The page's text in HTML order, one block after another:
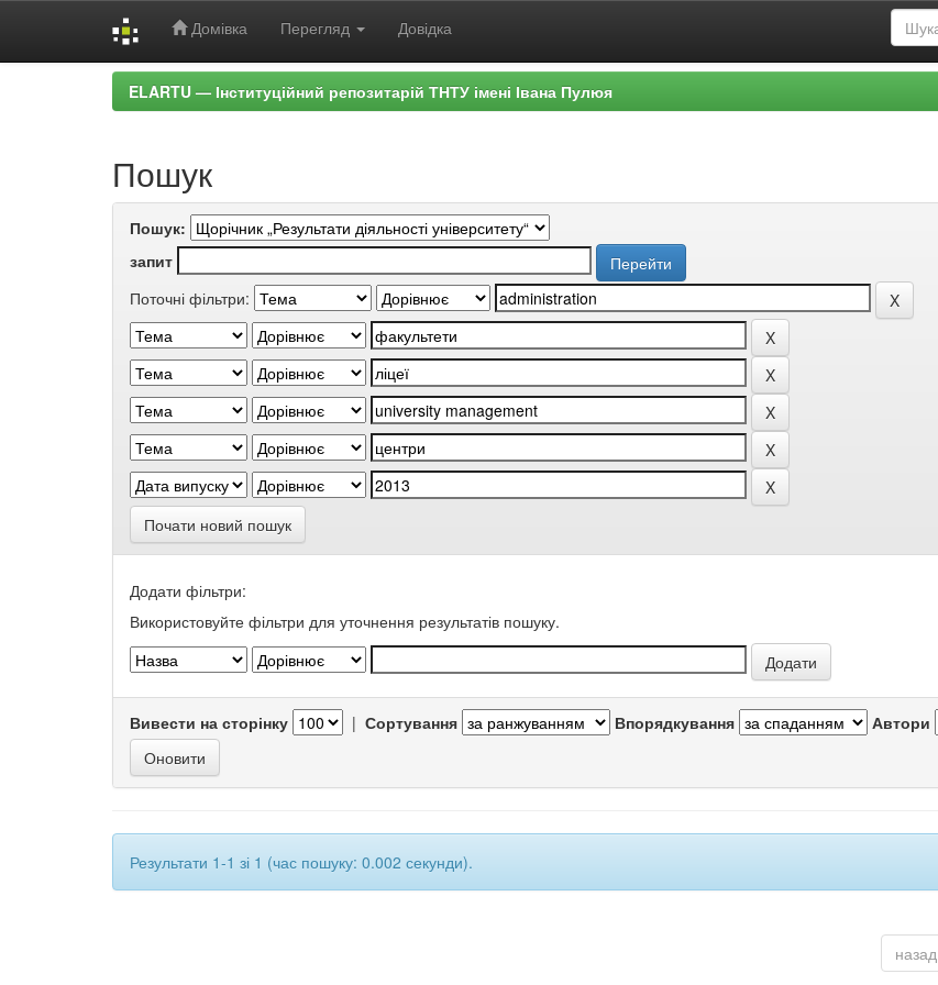
Домівка Перегляд Довідка
ELARTU — Інституційний репозитарій ТНТУ імені Івана Пулюя
Пошук
Пошук:
запит
Поточні фільтри:
Почати новий пошук
Додати фільтри:
Використовуйте фільтри для уточнення результатів пошуку.
Вивести на сторінку | Сортування Впорядкування Автори
Результати 1-1 зі 1 (час пошуку: 0.002 секунди).
назад